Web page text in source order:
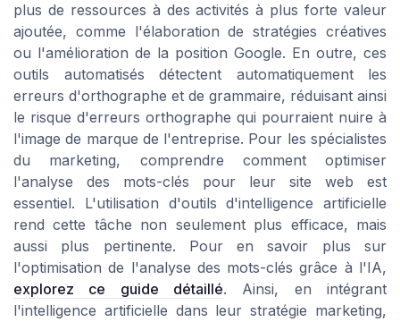
plus de ressources à des activités à plus forte valeur
ajoutée, comme l'élaboration de stratégies créatives
ou l'amélioration de la position Google. En outre, ces
outils automatisés détectent automatiquement les
erreurs d'orthographe et de grammaire, réduisant ainsi
le risque d'erreurs orthographe qui pourraient nuire à
l'image de marque de l'entreprise. Pour les spécialistes
du marketing, comprendre comment optimiser
l'analyse des mots-clés pour leur site web est
essentiel. L'utilisation d'outils d'intelligence artificielle
rend cette tâche non seulement plus efficace, mais
aussi plus pertinente. Pour en savoir plus sur
l'optimisation de l'analyse des mots-clés grâce à l'IA,
explorez ce guide détaillé. Ainsi, en intégrant
l'intelligence artificielle dans leur stratégie marketing,